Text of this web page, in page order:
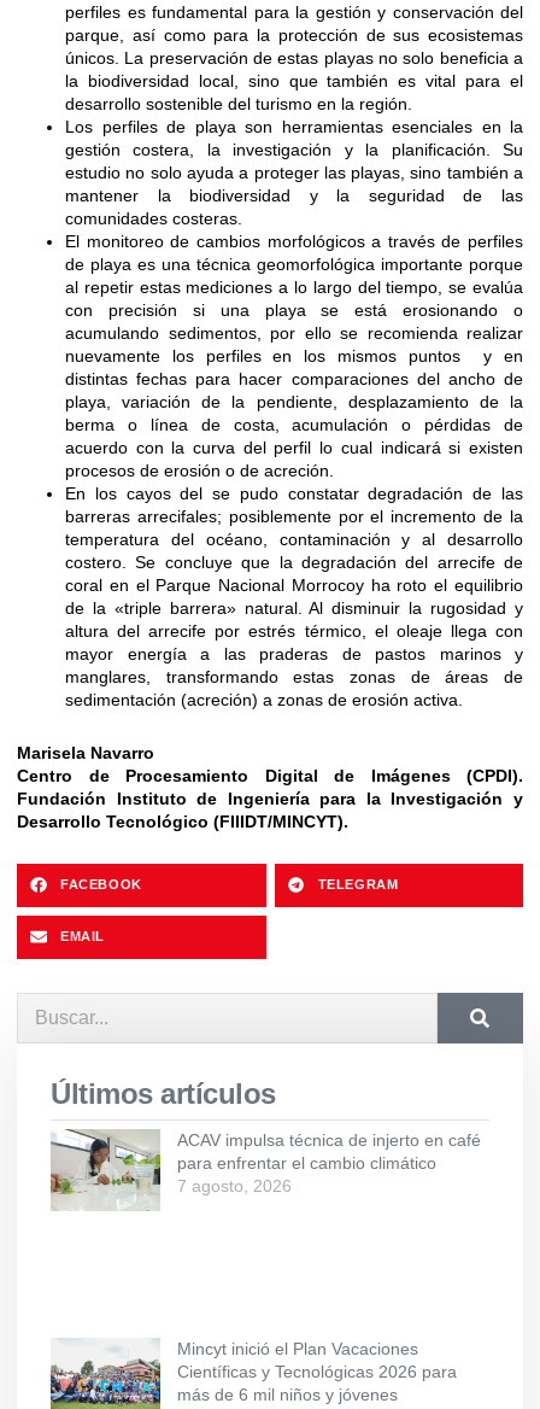
perfiles es fundamental para la gestión y conservación del
parque, así como para la protección de sus ecosistemas
únicos. La preservación de estas playas no solo beneficia a
la biodiversidad local, sino que también es vital para el
desarrollo sostenible del turismo en la región.
Los perfiles de playa son herramientas esenciales en la
gestión costera, la investigación y la planificación. Su
estudio no solo ayuda a proteger las playas, sino también a
mantener la biodiversidad y la seguridad de las
comunidades costeras.
El monitoreo de cambios morfológicos a través de perfiles
de playa es una técnica geomorfológica importante porque
al repetir estas mediciones a lo largo del tiempo, se evalúa
con precisión si una playa se está erosionando o
acumulando sedimentos, por ello se recomienda realizar
nuevamente los perfiles en los mismos puntos y en
distintas fechas para hacer comparaciones del ancho de
playa, variación de la pendiente, desplazamiento de la
berma o línea de costa, acumulación o pérdidas de
acuerdo con la curva del perfil lo cual indicará si existen
procesos de erosión o de acreción.
En los cayos del se pudo constatar degradación de las
barreras arrecifales; posiblemente por el incremento de la
temperatura del océano, contaminación y al desarrollo
costero. Se concluye que la degradación del arrecife de
coral en el Parque Nacional Morrocoy ha roto el equilibrio
de la «triple barrera» natural. Al disminuir la rugosidad y
altura del arrecife por estrés térmico, el oleaje llega con
mayor energía a las praderas de pastos marinos y
manglares, transformando estas zonas de áreas de
sedimentación (acreción) a zonas de erosión activa.
Marisela Navarro
Centro de Procesamiento Digital de Imágenes (CPDI).
Fundación Instituto de Ingeniería para la Investigación y
Desarrollo Tecnológico (FIIIDT/MINCYT).
FACEBOOK TELEGRAM
EMAIL
Últimos artículos
ACAV impulsa técnica de injerto en café
para enfrentar el cambio climático
7 agosto, 2026
Mincyt inició el Plan Vacaciones
Científicas y Tecnológicas 2026 para
más de 6 mil niños y jóvenes